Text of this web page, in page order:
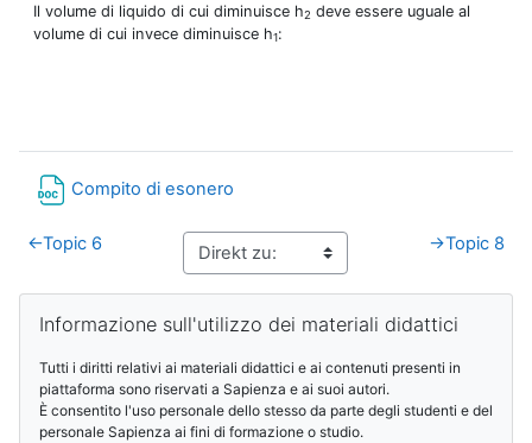
Il volume di liquido di cui diminuisce h2 deve essere uguale al
volume di cui invece diminuisce h1:
Compito di esonero
←Topic 6 →Topic 8
Informazione sull'utilizzo dei materiali didattici
Tutti i diritti relativi ai materiali didattici e ai contenuti presenti in
piattaforma sono riservati a Sapienza e ai suoi autori.
È consentito l'uso personale dello stesso da parte degli studenti e del
personale Sapienza ai fini di formazione o studio.